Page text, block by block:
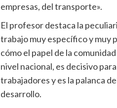
empresas, del transporte».
El profesor destaca la
trabajo muy específico y muy
cómo el papel de la
nivel nacional, es decisivo
trabajadores y es la palanca
desarrollo.